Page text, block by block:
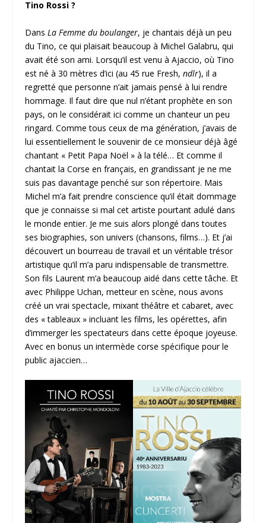
Tino Rossi ?
Dans La Femme du boulanger, je chantais déjà un peu
du Tino, ce qui plaisait beaucoup à Michel Galabru, qui
avait été son ami. Lorsqu’il est venu à Ajaccio, où Tino
est né à 30 mètres d’ici (au 45 rue Fresh,ndlr), il a
regretté que personne n’ait jamais pensé à lui rendre
hommage. Il faut dire que nul n’étant prophète en son
pays, on le considérait ici comme un chanteur un peu
ringard. Comme tous ceux de ma génération, j’avais de
lui essentiellement le souvenir de ce monsieur déjà âgé
chantant « Petit Papa Noël » à la télé… Et comme il
chantait la Corse en français, en grandissant je ne me
suis pas davantage penché sur son répertoire. Mais
Michel m’a fait prendre conscience qu’il était dommage
que je connaisse si mal cet artiste pourtant adulé dans
le monde entier. Je me suis alors plongé dans toutes
ses biographies, son univers (chansons, films…). Et j’ai
découvert un bourreau de travail et un véritable trésor
artistique qu’il m’a paru indispensable de transmettre.
Son fils Laurent m’a beaucoup aidé dans cette tâche. Et
avec Philippe Uchan, metteur en scène, nous avons
créé un vrai spectacle, mixant théâtre et cabaret, avec
des « tableaux » incluant les films, les opérettes, afin
d’immerger les spectateurs dans cette époque joyeuse.
Avec en bonus un intermède corse spécifique pour le
public ajaccien…